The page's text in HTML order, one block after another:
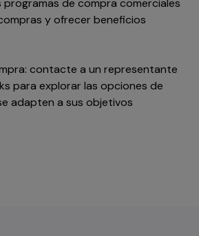
programas de compra comerciales
y ofrecer beneficios
contacte a un representante
para explorar las opciones de
adapten a sus objetivos